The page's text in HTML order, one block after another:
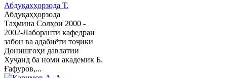
Абдуқаҳҳорзода Т.
Абдуқаҳҳорзода
Таҳмина Солҳои 2000 -
2002-Лаборанти кафедраи
забон ва адабиёти тоҷики
Донишгоҳи давлатии
Хуҷанд ба номи академик Б.
Ғафуров,...